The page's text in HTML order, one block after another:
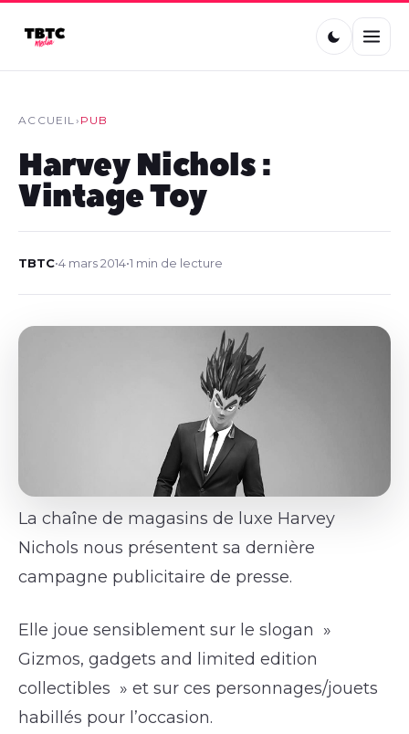
ACCUEIL› PUB
Harvey Nichols :
Vintage Toy
TBTC•4 mars 2014•1 min de lecture
La chaîne de magasins de luxe Harvey
Nichols nous présentent sa dernière
campagne publicitaire de presse.
Elle joue sensiblement sur le slogan »
Gizmos, gadgets and limited edition
collectibles » et sur ces personnages/jouets
habillés pour l’occasion.